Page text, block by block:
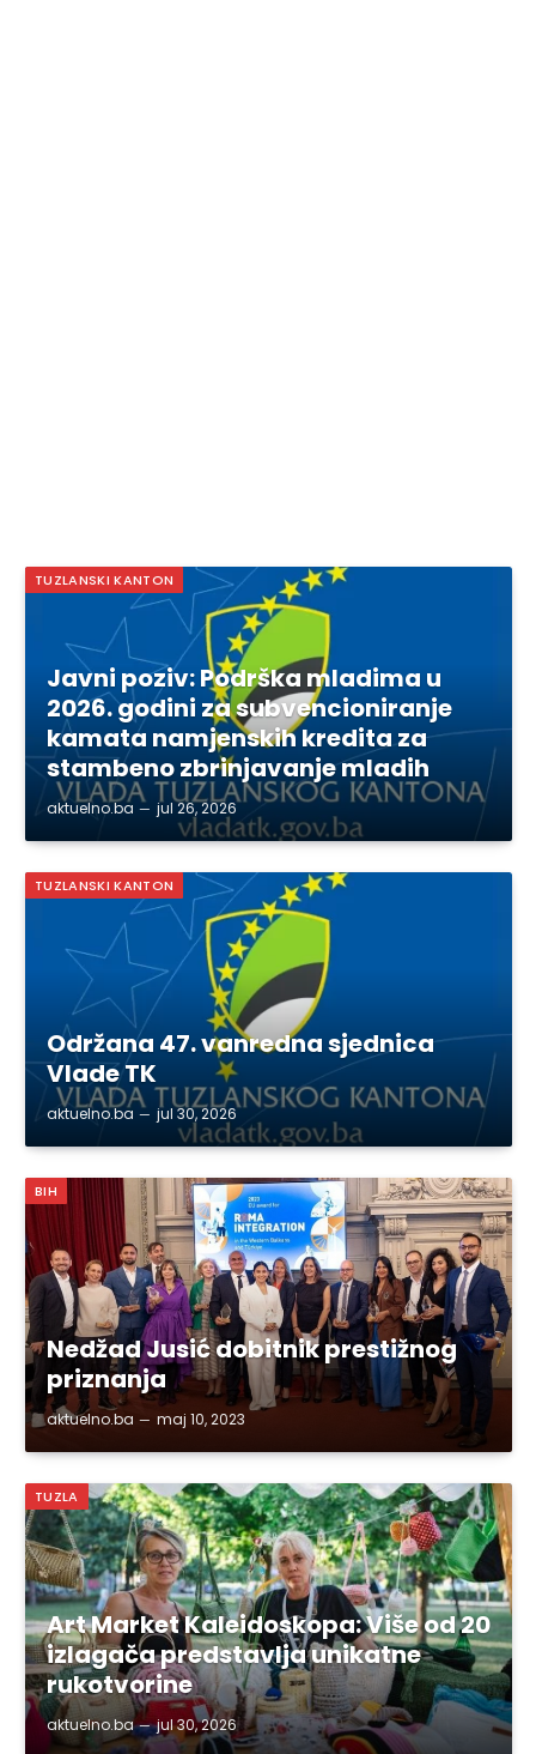
TUZLANSKI KANTON
Javni poziv: Podrška mladima u
2026. godini za subvencioniranje
kamata namjenskih kredita za
stambeno zbrinjavanje mladih
aktuelno.ba jul 26, 2026
TUZLANSKI KANTON
Održana 47. vanredna sjednica
Vlade TK
aktuelno.ba jul 30, 2026
BIH
Nedžad Jusić dobitnik prestižnog
priznanja
aktuelno.ba maj 10, 2023
TUZLA
Art Market Kaleidoskopa: Više od 20
izlagača predstavlja unikatne
rukotvorine
aktuelno.ba jul 30, 2026